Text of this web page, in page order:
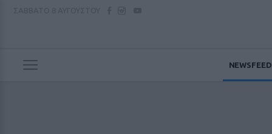
NEWSFEED